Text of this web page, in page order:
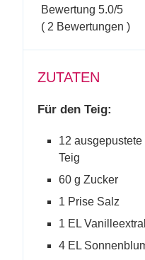
Bewertung 5.0/5
( 2 Bewertungen )
ZUTATEN
Für den Teig:
12
Teig
60 g Zucker
1 Prise Salz
1 EL
4 EL